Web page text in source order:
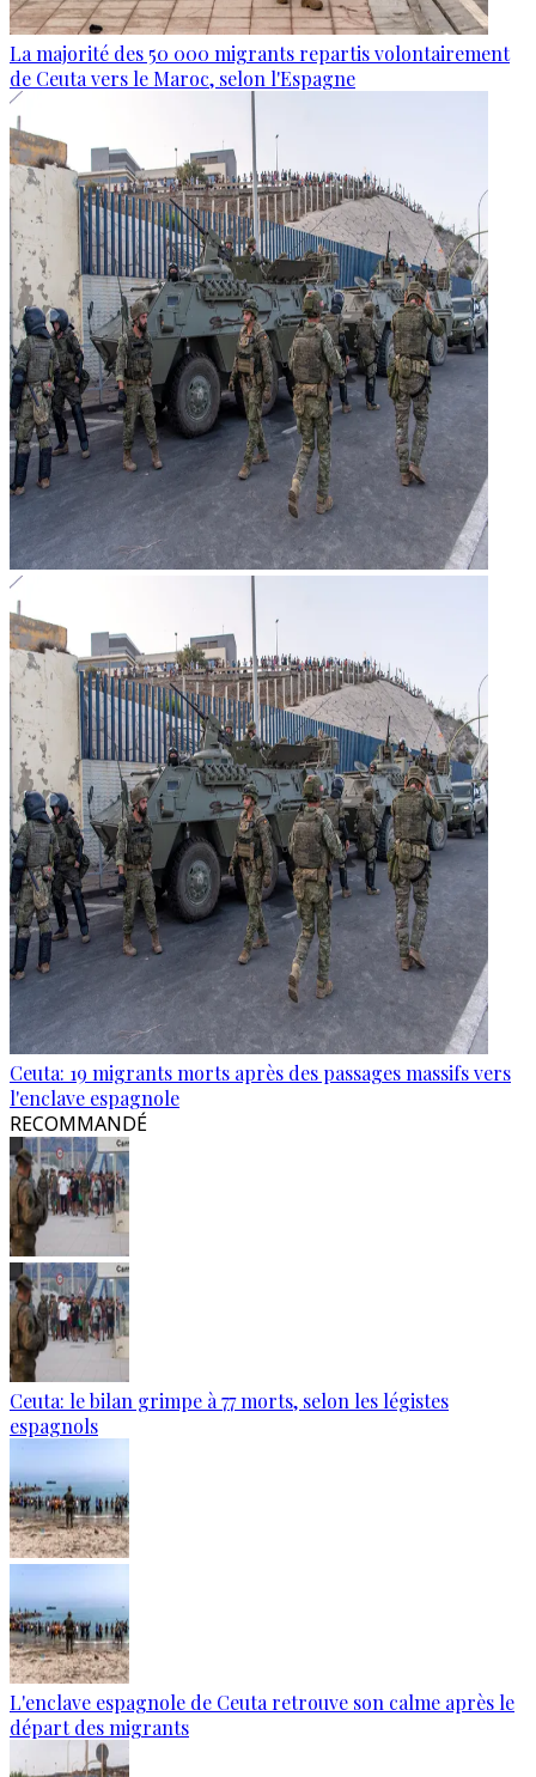
La majorité des 50 000 migrants repartis volontairement
de Ceuta vers le Maroc, selon l'Espagne
Ceuta: 19 migrants morts après des passages massifs vers
l'enclave espagnole
RECOMMANDÉ
Ceuta: le bilan grimpe à 77 morts, selon les légistes
espagnols
L'enclave espagnole de Ceuta retrouve son calme après le
départ des migrants